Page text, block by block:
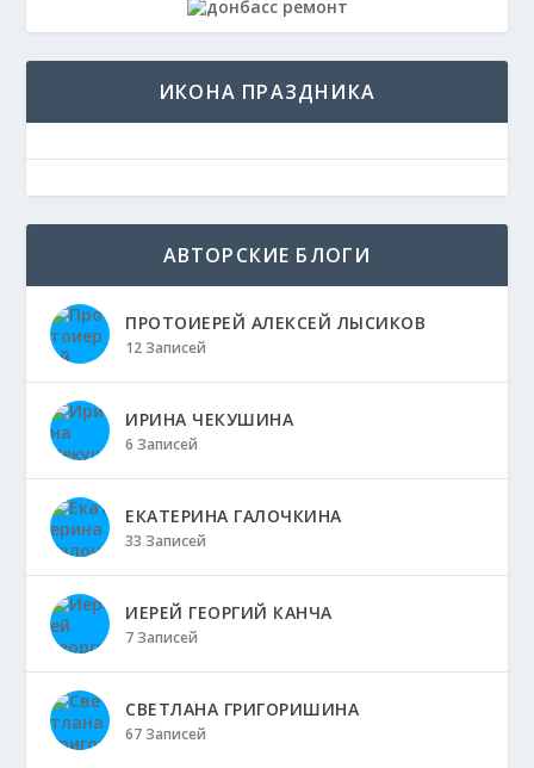
ИКОНА ПРАЗДНИКА
АВТОРСКИЕ БЛОГИ
ПРОТОИЕРЕЙ АЛЕКСЕЙ ЛЫСИКОВ
12 Записей
ИРИНА ЧЕКУШИНА
6 Записей
ЕКАТЕРИНА ГАЛОЧКИНА
33 Записей
ИЕРЕЙ ГЕОРГИЙ КАНЧА
7 Записей
СВЕТЛАНА ГРИГОРИШИНА
67 Записей